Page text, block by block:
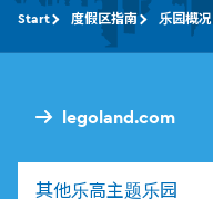
legoland.com
其他乐高主题乐园
Start 度假区指南 乐园概况